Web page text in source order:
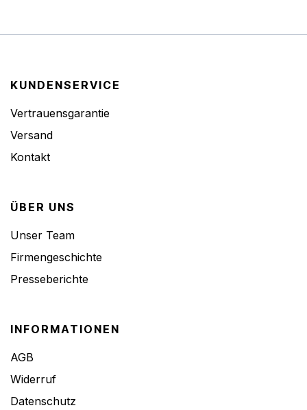
KUNDENSERVICE
Vertrauensgarantie
Versand
Kontakt
ÜBER UNS
Unser Team
Firmengeschichte
Presseberichte
INFORMATIONEN
AGB
Widerruf
Datenschutz